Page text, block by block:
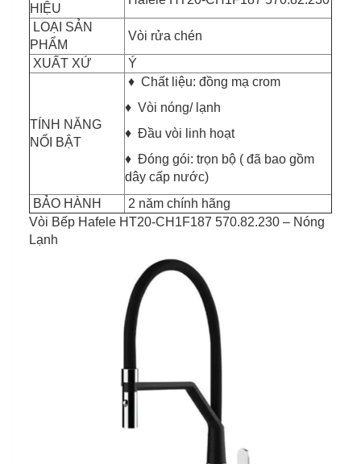
HIỆU
LOẠI SẢN
PHẨM
Vòi rửa chén
XUẤT XỨ
Ý
TÍNH NĂNG
NỔI BẬT
♦ Chất liệu: đồng mạ crom
♦ Vòi nóng/ lạnh
♦ Đầu vòi linh hoạt
♦ Đóng gói: trọn bộ ( đã bao gồm
dây cấp nước)
BẢO HÀNH
2 năm chính hãng
Vòi Bếp Hafele HT20-CH1F187 570.82.230 – Nóng
Lạnh